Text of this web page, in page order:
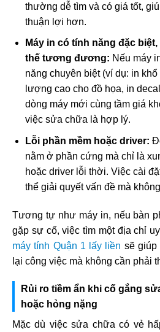
thường dễ tìm và có giá tốt,
thuận lợi hơn.
Máy in có tính năng đặc
thế tương đương: Nếu máy
năng chuyên biệt (ví dụ: in
lượng cao cho đồ họa, in
dòng máy mới cùng tầm giá
việc sửa chữa là hợp lý.
Lỗi phần mềm hoặc driver:
nằm ở phần cứng mà chỉ là
hoặc driver lỗi thời. Việc cài
thể giải quyết vấn đề mà
Tương tự như máy in, nếu bàn
gặp sự cố, việc tìm một địa chỉ
máy tính Quận 1 lấy liền sẽ giúp
lại công việc mà không cần phải
Rủi ro tiềm ẩn khi cố gắng
hoặc hỏng nặng
Mặc dù việc sửa chữa có vẻ